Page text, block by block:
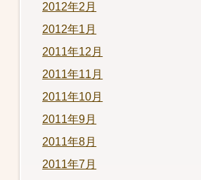
2012年2月
2012年1月
2011年12月
2011年11月
2011年10月
2011年9月
2011年8月
2011年7月